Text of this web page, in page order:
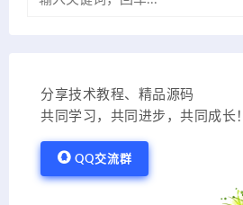
分享技术教程、精品源码
共同学习，共同进步，共同成长！
QQ交流群